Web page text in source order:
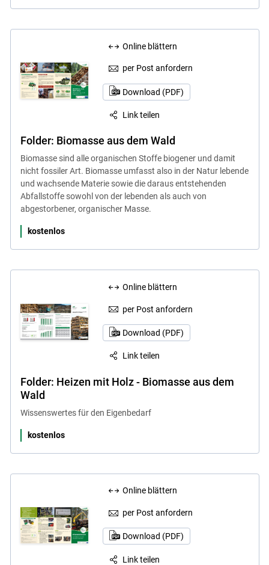
Online blättern
per Post anfordern
Download (PDF)
Link teilen
Folder: Biomasse aus dem Wald
Biomasse sind alle organischen Stoffe biogener und damit
nicht fossiler Art. Biomasse umfasst also in der Natur lebende
und wachsende Materie sowie die daraus entstehenden
Abfallstoffe sowohl von der lebenden als auch von
abgestorbener, organischer Masse.
kostenlos
Online blättern
per Post anfordern
Download (PDF)
Link teilen
Folder: Heizen mit Holz - Biomasse aus dem
Wald
Wissenswertes für den Eigenbedarf
kostenlos
Online blättern
per Post anfordern
Download (PDF)
Link teilen